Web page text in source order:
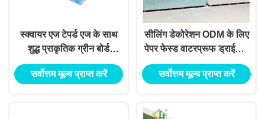
स्क्वायर एज टेपर्ड एज के साथ
शुद्ध प्राकृतिक ग्रीन बोर्ड
प्लास्टरबोर्ड
सर्वोत्तम मूल्य प्राप्त करें
सीलिंग डेकोरेशन ODM के लिए
पेपर फेस्ड वाटरप्रूफ ड्राईवॉल
ग्रीन बोर्ड
सर्वोत्तम मूल्य प्राप्त करें